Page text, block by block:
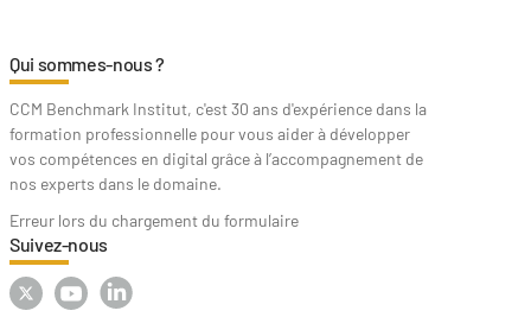
Qui sommes-nous ?
CCM Benchmark Institut, c'est 30 ans d'expérience dans la
formation professionnelle pour vous aider à développer
vos compétences en digital grâce à l’accompagnement de
nos experts dans le domaine.
Erreur lors du chargement du formulaire
Suivez-nous